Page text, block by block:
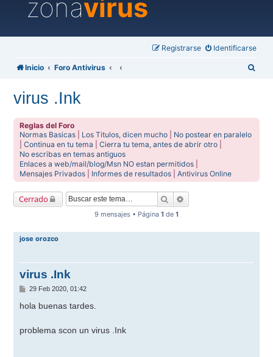
zonavirus
Identificarse
Registrarse
Inicio Foro Antivirus
virus .Ink
Reglas del Foro
Normas Basicas
Los Titulos, dicen mucho
No postear en paralelo
|Continua en tu tema |Cierra tu tema, antes de abrir otro
No escribas en temas antiguos
Enlaces a web/mail/blog/Msn NO estan permitidos
Mensajes Privados
Informes de resultados |Antivirus Online
Cerrado Buscar
9 mensajes • Página 1 de 1
jose orozco
virus .Ink
M
n
j
e
29 Feb 2020, 01:42
hola buenas tardes.
problema scon un virus .Ink